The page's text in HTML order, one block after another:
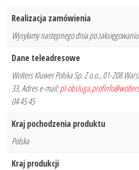
Realizacja zamówienia
Wysyłamy następnego dnia po
Dane teleadresowe
Wolters Kluwer Polska Sp. Z o.o., 01-208
33, Adres e-mail:pl-
04 45 45
Kraj pochodzenia produktu
Polska
Kraj produkcji